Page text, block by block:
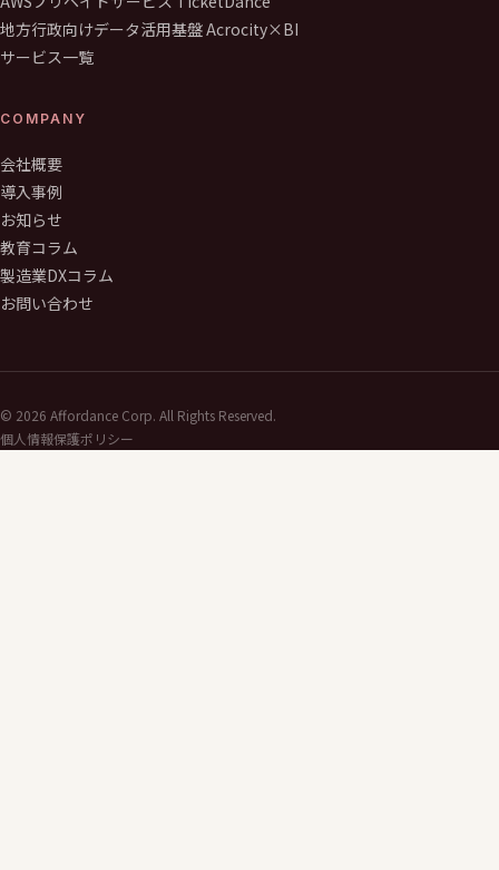
地方行政向けデータ活用基盤 Acrocity×BI
サービス一覧
COMPANY
会社概要
導入事例
お知らせ
教育コラム
製造業DXコラム
お問い合わせ
© 2026 Affordance Corp. All Rights Reserved.
個人情報保護ポリシー